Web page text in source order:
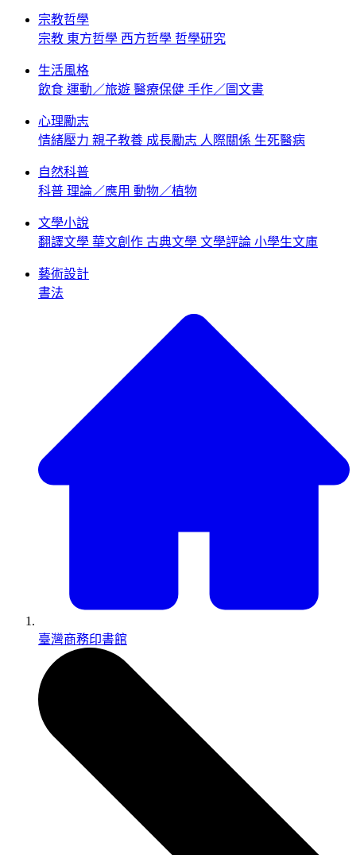
宗教哲學
宗教 東方哲學 西方哲學 哲學研究
生活風格
飲食 運動／旅遊 醫療保健 手作／圖文書
心理勵志
情緒壓力 親子教養 成長勵志 人際關係 生死醫病
自然科普
科普 理論／應用 動物／植物
文學小說
翻譯文學 華文創作 古典文學 文學評論 小學生文庫
藝術設計
書法
臺灣商務印書館